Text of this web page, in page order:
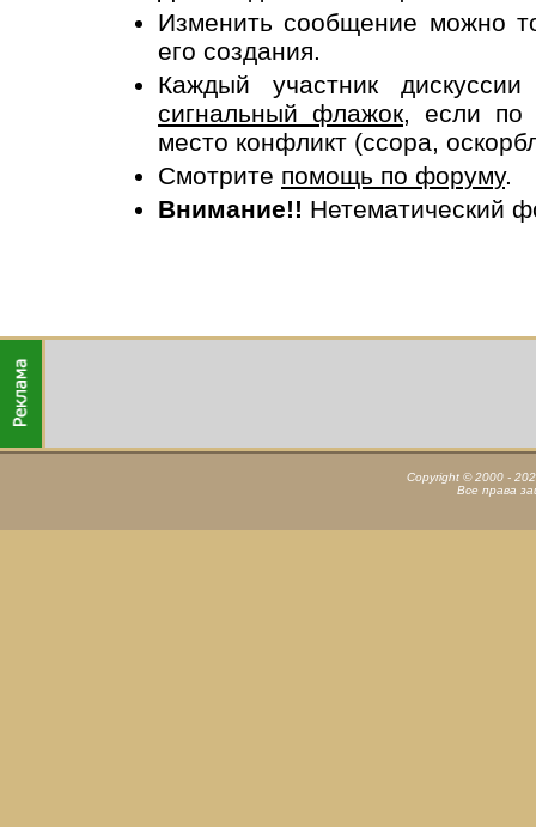
Изменить сообщение можно
его создания.
Каждый участник
сигнальный флажок, если по
место конфликт (ссора,
Смотрите помощь по форуму.
Внимание!! Нетематический
Copyright © 2000 -
Все права